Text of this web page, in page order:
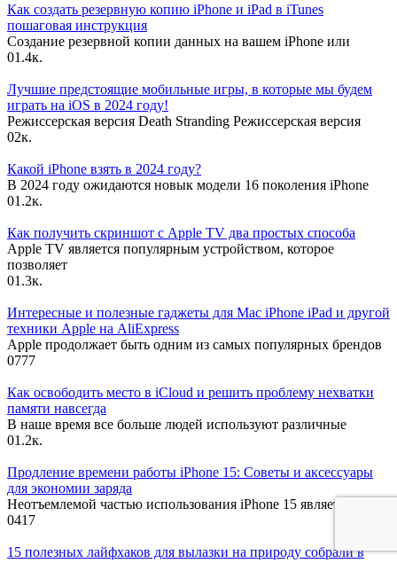
Как создать резервную копию iPhone и iPad в iTunes
пошаговая инструкция
Создание резервной копии данных на вашем iPhone или
01.4к.
Лучшие предстоящие мобильные игры, в которые мы будем
играть на iOS в 2024 году!
Режиссерская версия Death Stranding Режиссерская версия
02к.
Какой iPhone взять в 2024 году?
В 2024 году ожидаются новык модели 16 поколения iPhone
01.2к.
Как получить скриншот с Apple TV два простых способа
Apple TV является популярным устройством, которое
позволяет
01.3к.
Интересные и полезные гаджеты для Mac iPhone iPad и другой
техники Apple на AliExpress
Apple продолжает быть одним из самых популярных брендов
0777
Как освободить место в iCloud и решить проблему нехватки
памяти навсегда
В наше время все больше людей используют различные
01.2к.
Продление времени работы iPhone 15: Советы и аксессуары
для экономии заряда
Неотъемлемой частью использования iPhone 15 является
0417
15 полезных лайфхаков для вылазки на природу собрали в